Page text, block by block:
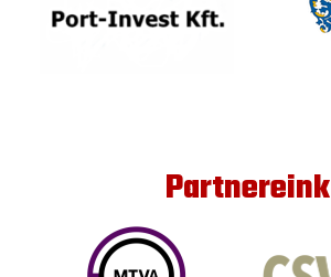
Partnereink